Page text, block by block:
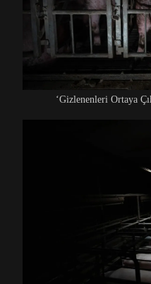
‘Gizlenenleri Ortaya